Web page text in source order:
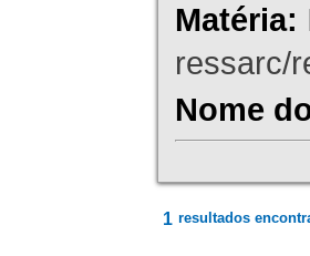
Matéria:
ressarc/
Nome
1 resultados